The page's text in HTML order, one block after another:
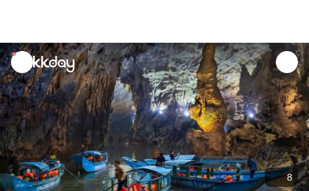
unread
notifications
8